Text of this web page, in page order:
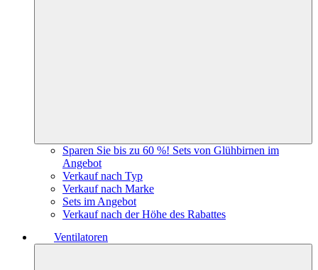
Sparen Sie bis zu 60 %! Sets von Glühbirnen im
Angebot
Verkauf nach Typ
Verkauf nach Marke
Sets im Angebot
Verkauf nach der Höhe des Rabattes
Ventilatoren